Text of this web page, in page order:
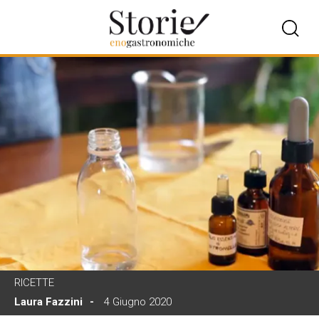
RICETTE
Laura Fazzini
4 Giugno 2020